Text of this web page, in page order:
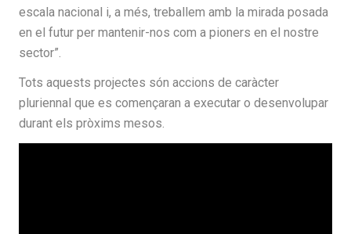
escala nacional i, a més, treballem amb la mirada posada
en el futur per mantenir-nos com a pioners en el nostre
sector”.
Tots aquests projectes són accions de caràcter
pluriennal que es començaran a executar o desenvolupar
durant els pròxims mesos.